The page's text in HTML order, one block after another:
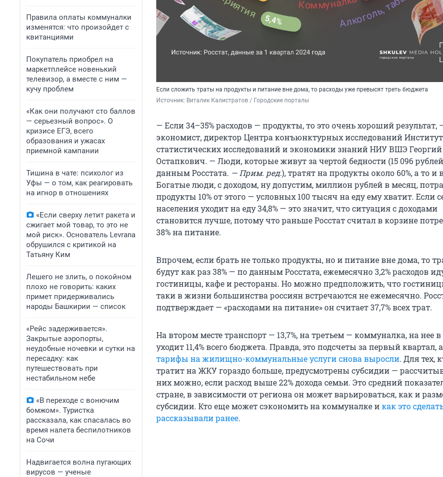
Правила оплаты коммуналки
изменятся: что произойдет с
квитанциями
Покупатель приобрел на
маркетплейсе новенький
телевизор, а вместе с ним —
кучу проблем
«Как они получают сто баллов
— серьезный вопрос». О
кризисе ЕГЭ, всего
образования и ужасах
приемной кампании
Тишина в чате: психолог из
Уфы — о том, как реагировать
на игнор в отношениях
«Если сверху летит ракета и
сжигает мой товар, то это не
мой риск». Основатель Levrana
обрушился с критикой на
Татьяну Ким
Лешего не злить, о покойном
плохо не говорить: каких
примет придерживались
народы Башкирии — список
«Рейс задерживается».
Закрытые аэропорты,
неудобные ночевки и сутки на
пересадку: как
путешествовать при
нестабильном небе
«В переходе с вонючим
бомжом». Туристка
рассказала, как спасалась во
время налета беспилотников
на Сочи
Надвигается волна пугающих
вирусов — ученые
Если сложить траты на продукты и питание вне дома, то расходы уже превысят треть бюджета
Источник: Виталик Калистратов / Городские порталы
— Если 34–35% расходов — продукты, то это очень хороший результат,
экономист, директор Центра конъюнктурных исследований
статистических исследований и экономики знаний НИУ ВШЭ Георгий
Остапкович. — Люди, которые живут за чертой бедности (15 096
данным Росстата. — Прим. ред.), тратят на продукты около 60%, а то и
Богатые люди, с доходом, ну допустим, миллион рублей в месяц,
продукты 10% от этого — условных 100 тысяч на еду ему хватит. Если
населения уходит на еду 34,8% — это значит, что ситуация с доходами
становится лучше, потому что раньше Росстат считал в корзине
38% на питание.
Впрочем, если брать не только продукты, но и питание вне дома, то
будут как раз 38% — по данным Росстата, ежемесячно 3,2% расходов
гостиницы, кафе и рестораны. Но можно предположить, что
таки в жизни большинства россиян встречаются не ежемесячно.
подтверждает — «расходами на питание» он считает 37,7% всех трат.
На втором месте транспорт — 13,7%, на третьем — коммуналка, на нее
уходит 11,4% всего бюджета. Правда, это подсчеты за первый квартал,
тарифы на жилищно-коммунальные услуги снова выросли. Для тех,
тратит на ЖКУ гораздо больше, предусмотрены субсидии —
них можно, если расход выше 22% дохода семьи. Это средний
стране, в зависимости от региона он может варьироваться, как и
субсидии. Кто еще может сэкономить на коммуналке икак это
рассказывали ранее.